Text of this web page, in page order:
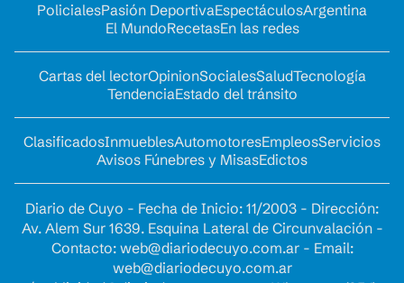
PolicialesPasión DeportivaEspectáculosArgentina
El MundoRecetasEn las redes
Cartas del lectorOpinionSocialesSaludTecnología
TendenciaEstado del tránsito
ClasificadosInmueblesAutomotoresEmpleosServicios
Avisos Fúnebres y MisasEdictos
Diario de Cuyo - Fecha de Inicio: 11/2003 - Dirección:
Av. Alem Sur 1639. Esquina Lateral de Circunvalación -
Contacto: web@diariodecuyo.com.ar- Email:
web@diariodecuyo.com.ar